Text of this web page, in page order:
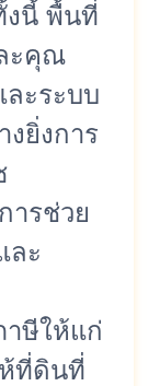
งนี้ พื้นที่
ะคุณ
ะระบบ
งยิ่งการ
ารช่วย
ละ
าษีให้แก่
ที่ดินที่